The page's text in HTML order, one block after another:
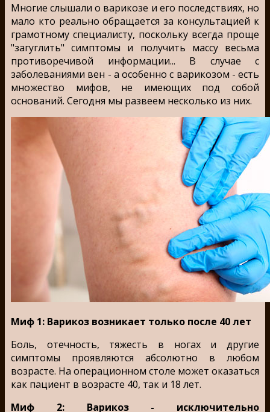
Многие слышали о варикозе и его последствиях, но
мало кто реально обращается за консультацией к
грамотному специалисту, поскольку всегда проще
"загуглить" симптомы и получить массу весьма
противоречивой информации... В случае с
заболеваниями вен - а особенно с варикозом - есть
множество мифов, не имеющих под собой
оснований. Сегодня мы развеем несколько из них.
Миф 1: Варикоз возникает только после 40 лет
Боль, отечность, тяжесть в ногах и другие
симптомы проявляются абсолютно в любом
возрасте. На операционном столе может оказаться
как пациент в возрасте 40, так и 18 лет.
Миф 2: Варикоз - исключительно